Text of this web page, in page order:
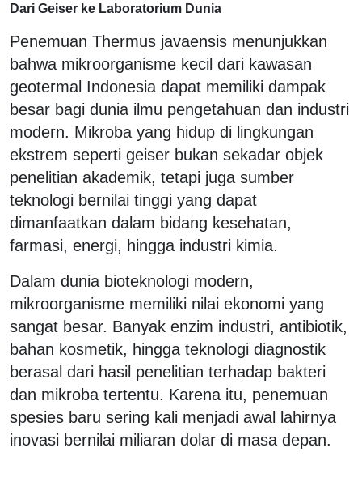
Dari Geiser ke Laboratorium Dunia
Penemuan Thermus javaensis menunjukkan
bahwa mikroorganisme kecil dari kawasan
geotermal Indonesia dapat memiliki dampak
besar bagi dunia ilmu pengetahuan dan industri
modern. Mikroba yang hidup di lingkungan
ekstrem seperti geiser bukan sekadar objek
penelitian akademik, tetapi juga sumber
teknologi bernilai tinggi yang dapat
dimanfaatkan dalam bidang kesehatan,
farmasi, energi, hingga industri kimia.
Dalam dunia bioteknologi modern,
mikroorganisme memiliki nilai ekonomi yang
sangat besar. Banyak enzim industri, antibiotik,
bahan kosmetik, hingga teknologi diagnostik
berasal dari hasil penelitian terhadap bakteri
dan mikroba tertentu. Karena itu, penemuan
spesies baru sering kali menjadi awal lahirnya
inovasi bernilai miliaran dolar di masa depan.